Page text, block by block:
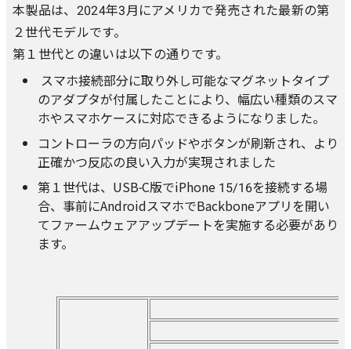
本製品は、2024年3月にアメリカで発売された最新の第
２世代モデルです。
第１世代との違いは以下の通りです。
スマホ接続部分に取り外し可能なマグネットタイプ
のアダプタが付属したことにより、幅広い種類のスマ
ホやスマホケースに対応できるようになりました。
コントローラの方向パッドやボタンが刷新され、より
正確かつ反応の良い入力が実現されました
第１世代は、USB-C版でiPhone 15/16を接続する場
合、事前にAndroidスマホでBackboneアプリを開い
てファームウェアアップデートを実施する必要があり
ます。